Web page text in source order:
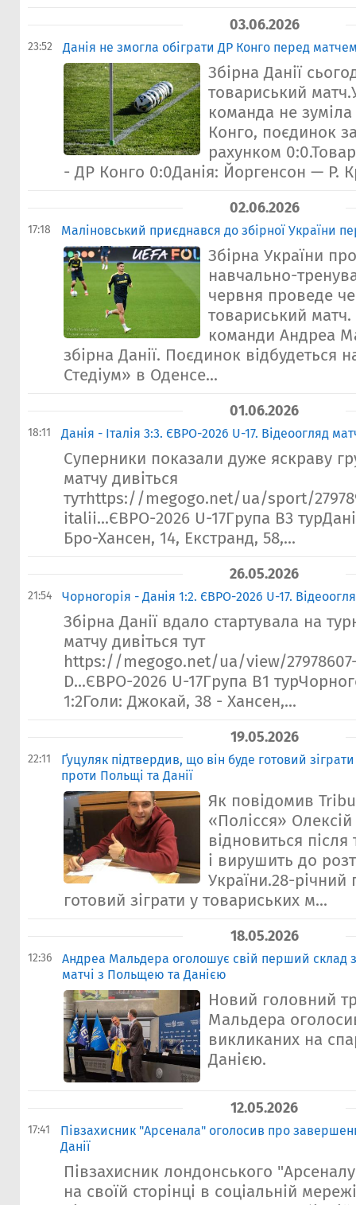
03.06.2026
23:52 Данія не змогла обіграти ДР Конго перед
Збірна Данії
товариський
команда не
Конго, поєдинок
рахунком
- ДР Конго 0:0Данія: Йоргенсон — Р.
02.06.2026
17:18 Малiновський приєднався до збірної України
Збірна України
навчально-
червня проведе
товариський
команди Андреа
збірна Данії. Поєдинок відбудеться
Стедіум» в Оденсе...
01.06.2026
18:11 Данія - Італія 3:3. ЄВРО-2026 U-17. Відеоогляд
Суперники показали дуже яскраву
матчу дивіться
тутhttps://megogo.net/ua/sport/
italii...ЄВРО-2026 U-17Група В3
Бро-Хансен, 14, Екстранд, 58,...
26.05.2026
21:54 Чорногорія - Данія 1:2. ЄВРО-2026 U-17.
Збірна Данії вдало стартувала на
матчу дивіться тут
https://megogo.net/ua/view/
D...ЄВРО-2026 U-17Група В1
1:2Голи: Джокай, 38 - Хансен,...
19.05.2026
22:11
Ґуцуляк підтвердив, що він буде готовий
проти Польщі та Данії
Як повідомив
«Полісся»
відновиться
і вирушить до
України.28-річний
готовий зіграти у товариських м...
18.05.2026
12:36
Андреа Мальдера оголошує свій перший склад
матчі з Польщею та Данією
Новий головний
Мальдера
викликаних на
Данією.
12.05.2026
17:41
Півзахисник "Арсенала" оголосив про
Данії
Півзахисник лондонського
на своїй сторінці в соціальній